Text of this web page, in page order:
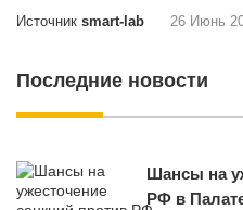
Источник smart-lab 26 Июнь
Последние новости
Шансы на
РФ в